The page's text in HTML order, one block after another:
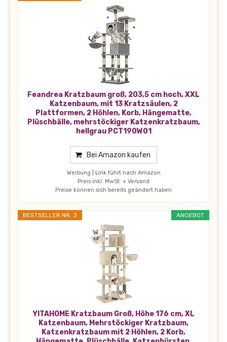
Feandrea Kratzbaum groß, 203,5 cm hoch, XXL
Katzenbaum, mit 13 Kratzsäulen, 2
Plattformen, 2 Höhlen, Korb, Hängematte,
Plüschbälle, mehrstöckiger Katzenkratzbaum,
hellgrau PCT190W01
Bei Amazon kaufen
Werbung | Link führt nach Amazon
Preis inkl. MwSt. + Versand
Preise können sich bereits geändert haben
ANGEBOT
BESTSELLER NR. 3
YITAHOME Kratzbaum Groß, Höhe 176 cm, XL
Katzenbaum, Mehrstöckiger Kratzbaum,
Katzenkratzbaum mit 2 Höhlen, 2 Korb,